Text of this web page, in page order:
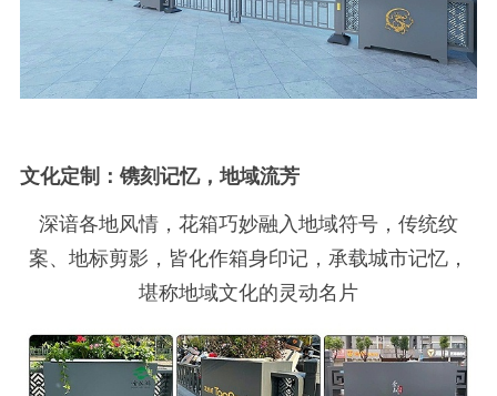
文化定制：镌刻记忆，地域流芳
深谙各地风情，花箱巧妙融入地域符号，传统纹
案、地标剪影，皆化作箱身印记，承载城市记忆，
堪称地域文化的灵动名片